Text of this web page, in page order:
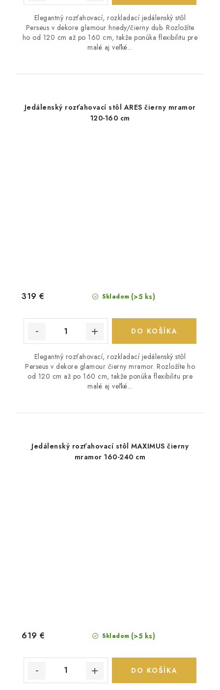
Elegantný rozťahovací, rozkladací jedálenský stôl
Perseus v dekore glamour hnedy/čierny dub. Rozložíte
ho od 120 cm až po 160 cm, takže ponúka flexibilitu pre
malé aj veľké...
Jedálenský rozťahovací stôl ARES čierny mramor
120-160 cm
Skladom (>5 ks)
319 €
DO KOŠÍKA
Elegantný rozťahovací, rozkladací jedálenský stôl
Perseus v dekore glamour čierny mramor. Rozložíte ho
od 120 cm až po 160 cm, takže ponúka flexibilitu pre
malé aj veľké...
Jedálenský rozťahovací stôl MAXIMUS čierny
mramor 160-240 cm
Skladom (>5 ks)
619 €
DO KOŠÍKA